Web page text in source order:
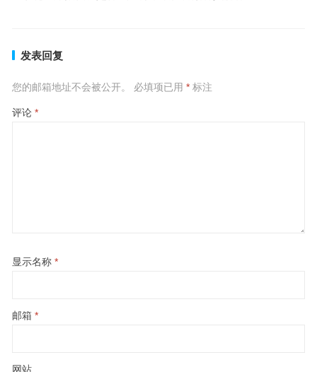
发表回复
您的邮箱地址不会被公开。 必填项已用 *标注
评论 *
显示名称 *
邮箱 *
网站